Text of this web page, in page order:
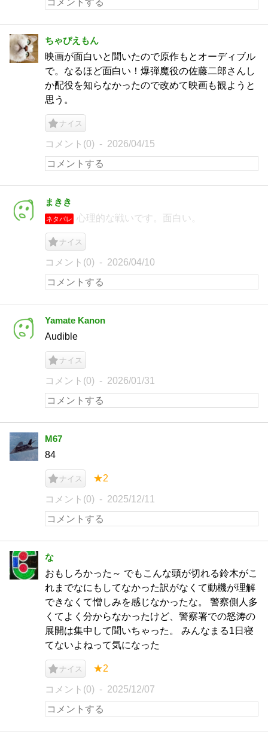
ちゃぴえもん
映画が面白いと聞いたので原作もとオーディブル
で。なるほど面白い！爆弾魔役の佐藤二郎さんし
か配役を知らなかったので改めて映画も観ようと
思う。
ナイス
コメント(0) 2026/04/15
まきき
ネタバレ 心理的な戦いです。面白い。
ナイス
コメント(0) 2026/04/10
Yamate Kanon
Audible
ナイス
コメント(0) 2026/01/31
M67
84
ナイス ★2
コメント(0) 2025/12/11
な
おもしろかった～ でもこんな頭が切れる鈴木がこ
れまでなにもしてなかった訳がなくて動機が理解
できなくて憎しみを感じなかったな。 警察側人多
くてよく分からなかったけど、警察署での怒涛の
展開は集中して聞いちゃった。 みんなまる1日寝
てないよねって気になった
ナイス ★2
コメント(0) 2025/12/07